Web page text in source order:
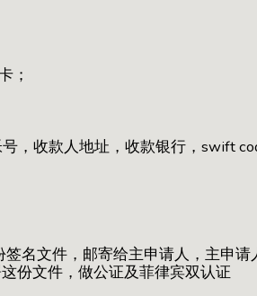
；
，收款人地址，收款银行，swift
名文件，邮寄给主申请人，主申
份文件，做公证及菲律宾双认证